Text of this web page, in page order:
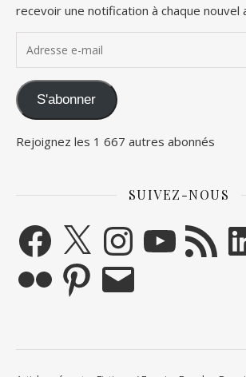
recevoir une notification à chaque nouvel
S'abonner
Rejoignez les 1 667 autres abonnés
SUIVEZ-NOUS
Facebook
X InstagramYouTubeFlux RSS
PinterestE-mail